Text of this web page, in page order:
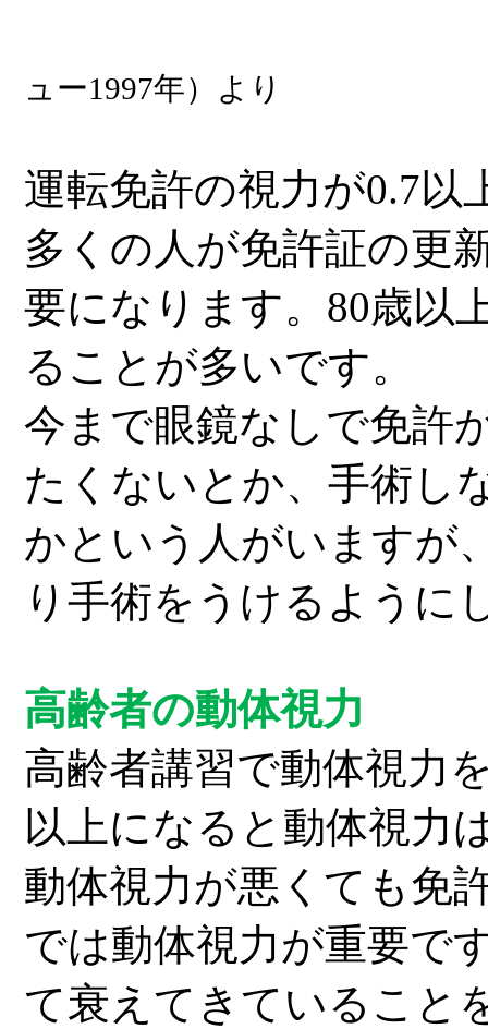
ュー1997年）より
運転免許の視力が0.7以
多くの人が免許証の更
要になります。 80歳以
ることが多いです。
今まで眼鏡なしで免許
たくないとか、手術し
かと いう人がいますが
り手術をうけるように
高齢者の動体視力
高齢者講習で動体視力
以上になると動体視力
動体視力が悪くても免
では動体視力が重要で
て衰え てきていること